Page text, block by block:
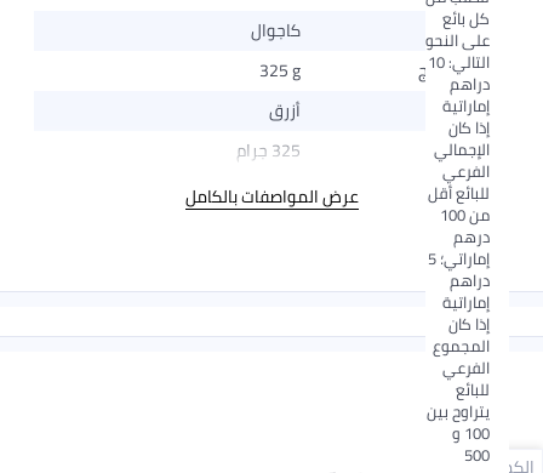
كل بائع
على النحو
التالي: 10
دراهم
إماراتية
إذا كان
الإجمالي
الفرعي
للبائع أقل
من 100
درهم
إماراتي؛ 5
دراهم
إماراتية
إذا كان
المجموع
الفرعي
للبائع
يتراوح بين
100 و
500
المناسبة
كاجوال
وزن المنتج
325 g
اللون
أزرق
الحجم
325 جرام
عرض المواصفات بالكامل